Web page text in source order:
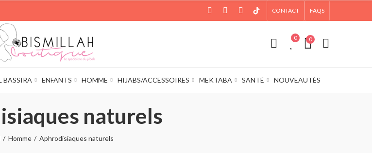
CONTACT FAQS
0 0
BASSIRA ENFANTS HOMME HIJABS/ACCESSOIRES MEKTABA SANTÉ NOUVEAUTÉS
naturels
Homme Aphrodisiaques naturels